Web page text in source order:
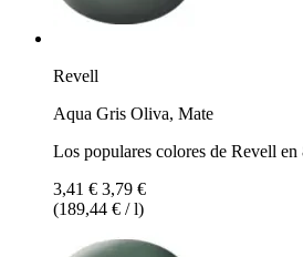
Revell
Aqua Gris Oliva, Mate
Los populares colores de Revell en
3,41 € 3,79 €
(189,44 € / l)